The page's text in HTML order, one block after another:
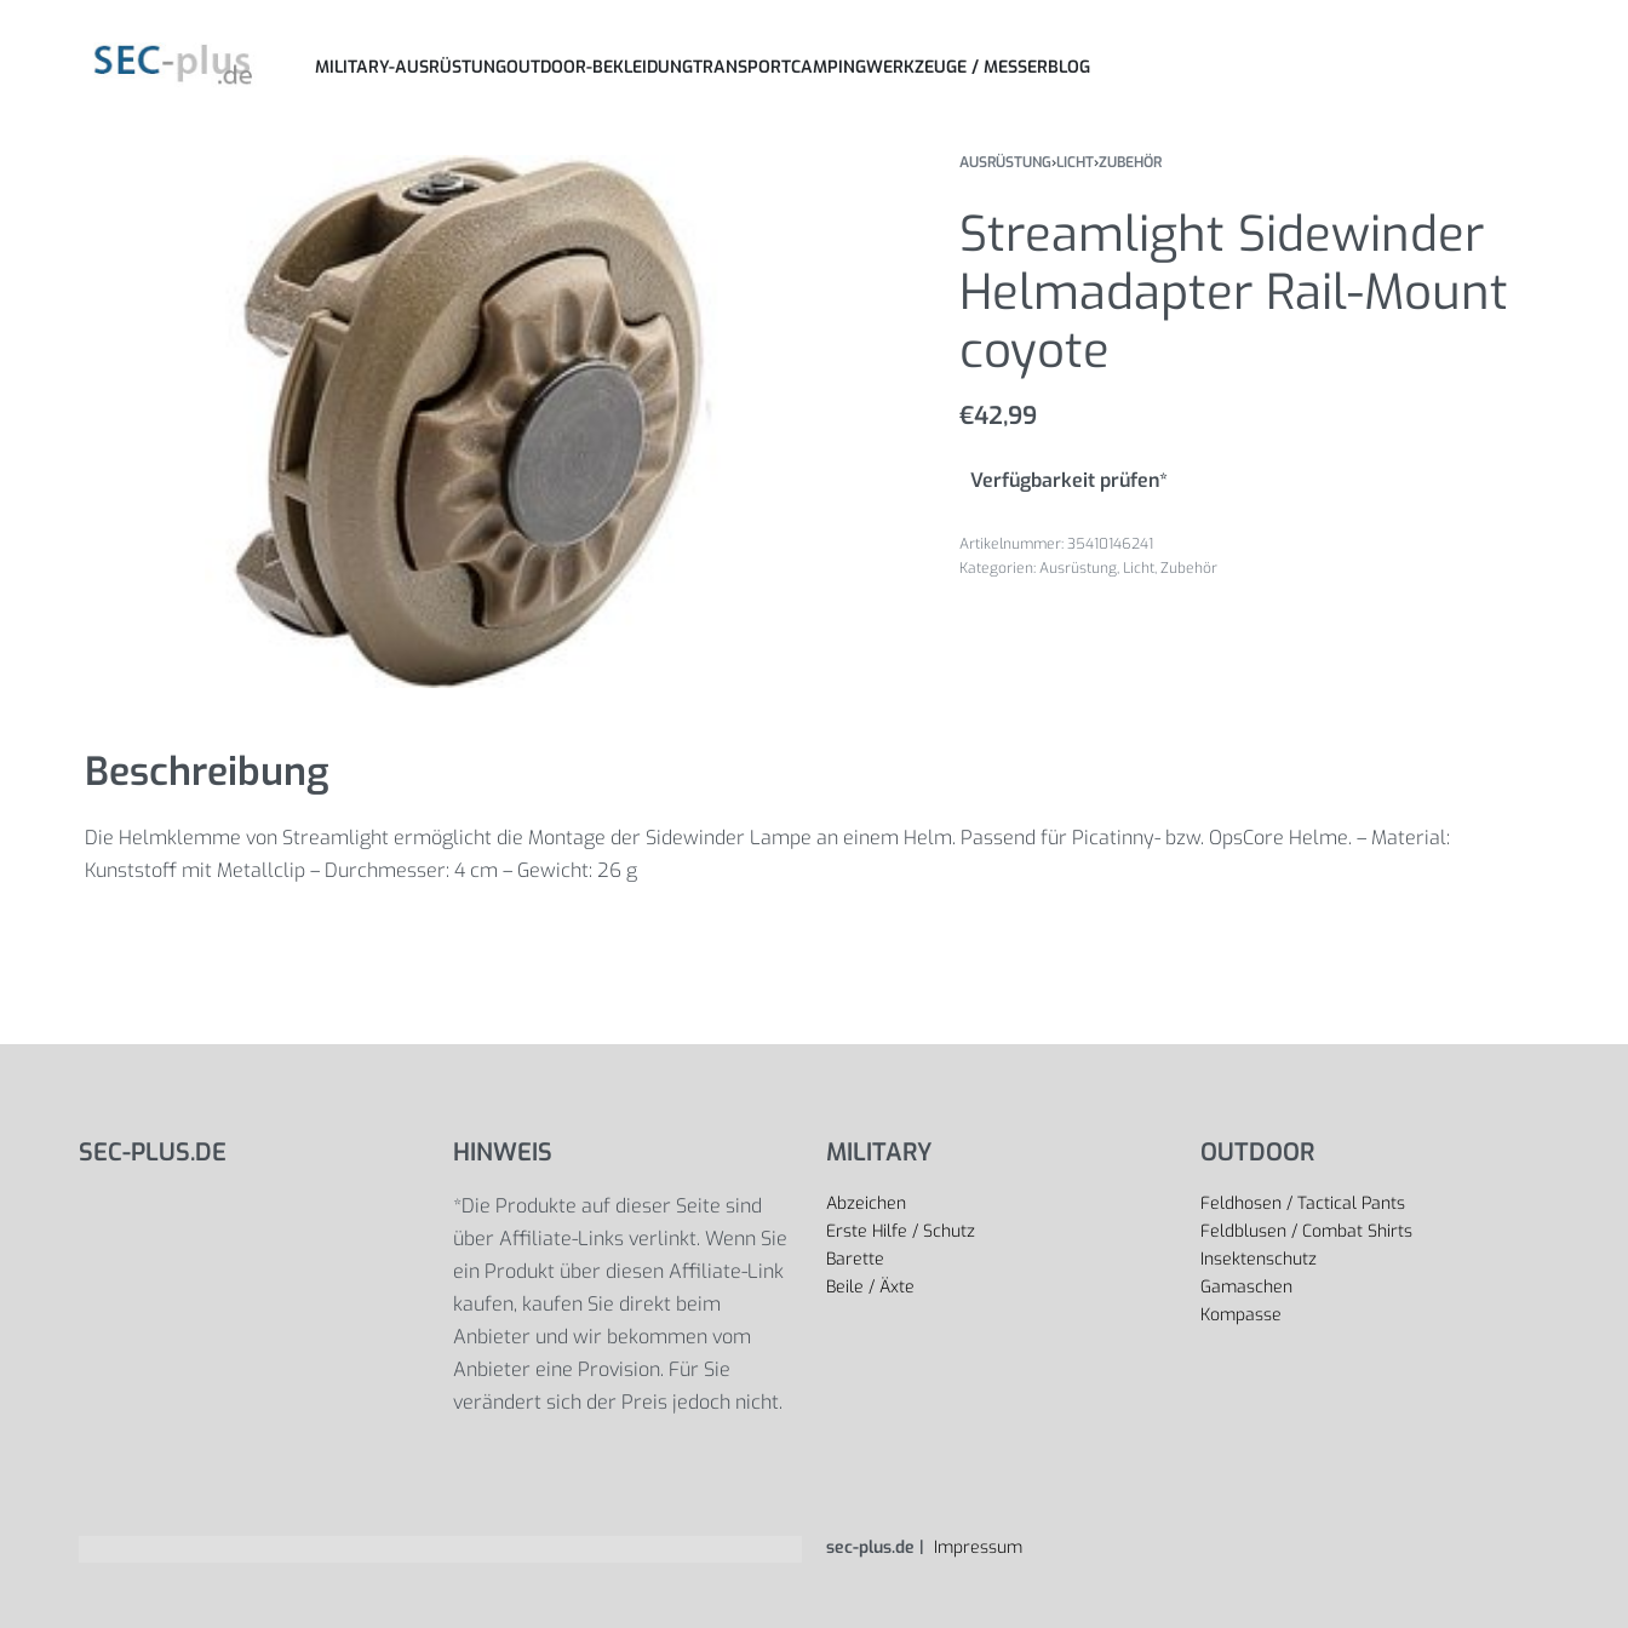
MILITARY-AUSRÜSTUNGOUTDOOR-BEKLEIDUNGTRANSPORTCAMPINGWERKZEUGE / MESSERBLOG
AUSRÜSTUNG›LICHT›ZUBEHÖR
Streamlight Sidewinder
Helmadapter Rail-Mount
coyote
€42,99
Verfügbarkeit prüfen*
35410146241
Kategorien:Ausrüstung, Licht,Zubehör
Beschreibung
Die Helmklemme von Streamlight ermöglicht die Montage der Sidewinder Lampe an einem Helm. Passend für Picatinny- bzw. OpsCore Helme. – Material:
Kunststoff mit Metallclip – Durchmesser: 4 cm – Gewicht: 26 g
SEC-PLUS.DE HINWEIS
*Die Produkte auf dieser Seite sind
über Affiliate-Links verlinkt. Wenn Sie
ein Produkt über diesen Affiliate-Link
kaufen, kaufen Sie direkt beim
Anbieter und wir bekommen vom
Anbieter eine Provision. Für Sie
verändert sich der Preis jedoch nicht.
MILITARY
Abzeichen
Erste Hilfe / Schutz
Barette
Beile / Äxte
OUTDOOR
Feldhosen / Tactical Pants
Feldblusen / Combat Shirts
Insektenschutz
Gamaschen
Kompasse
sec-plus.de | Impressum